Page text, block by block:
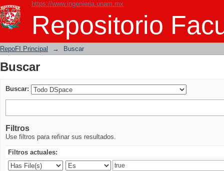
https://www.ingenieria.unam.mx
Repositorio
Buscar
RepoFI Principal → Buscar
Buscar
Buscar:
Filtros
Use filtros para refinar sus resultados.
Filtros actuales: